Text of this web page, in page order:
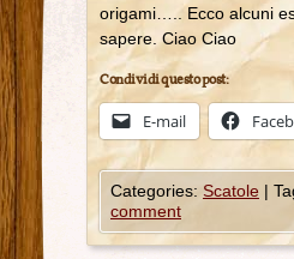
origami….. Ecco alcuni
sapere.
Condividi questo post:
E-mail
Categories: Scatole |
comment